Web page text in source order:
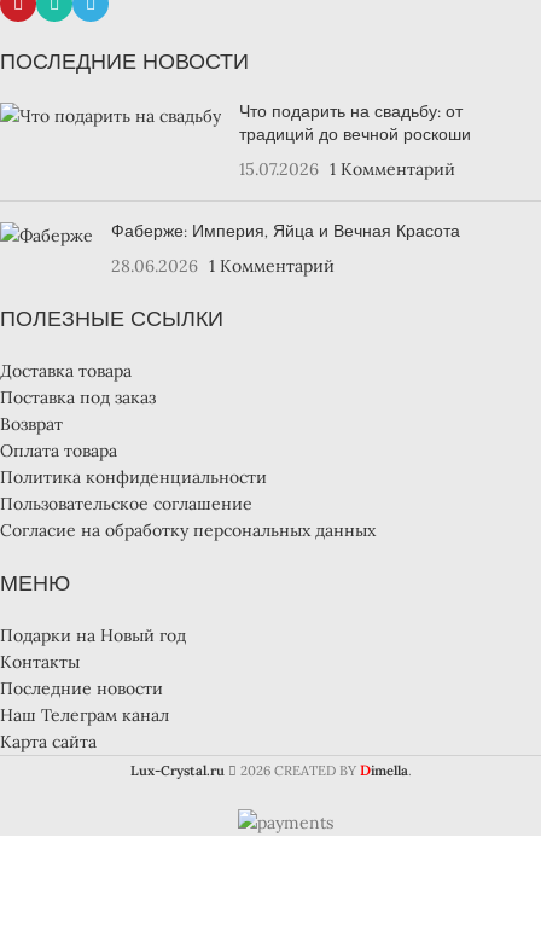
ПОСЛЕДНИЕ НОВОСТИ
Что подарить на свадьбу: от
традиций до вечной роскоши
15.07.2026 1 Комментарий
Фаберже: Империя, Яйца и Вечная Красота
28.06.2026 1 Комментарий
ПОЛЕЗНЫЕ ССЫЛКИ
Доставка товара
Поставка под заказ
Возврат
Оплата товара
Политика конфиденциальности
Пользовательское соглашение
Согласие на обработку персональных данных
МЕНЮ
Подарки на Новый год
Контакты
Последние новости
Наш Телеграм канал
Карта сайта
Lux-Crystal.ru 2026 CREATED BY Dimella.